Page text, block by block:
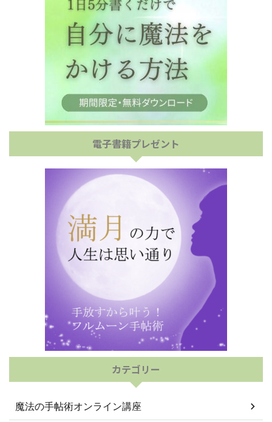
電子書籍プレゼント
カテゴリー
魔法の手帖術オンライン講座